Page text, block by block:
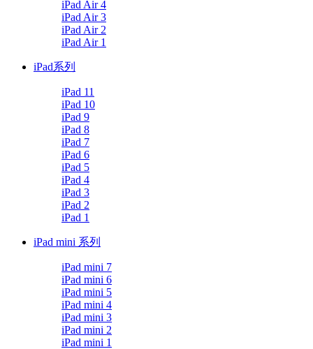
iPad Air 4
iPad Air 3
iPad Air 2
iPad Air 1
iPad系列
iPad 11
iPad 10
iPad 9
iPad 8
iPad 7
iPad 6
iPad 5
iPad 4
iPad 3
iPad 2
iPad 1
iPad mini 系列
iPad mini 7
iPad mini 6
iPad mini 5
iPad mini 4
iPad mini 3
iPad mini 2
iPad mini 1